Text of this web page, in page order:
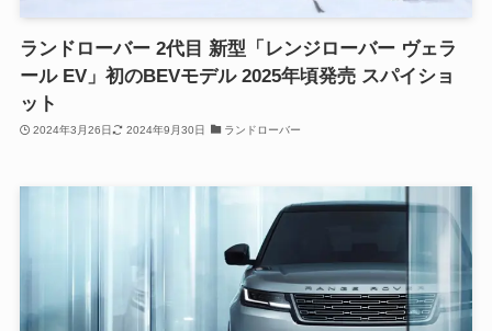
ランドローバー 2代目 新型「レンジローバー ヴェラ
ール EV」初のBEVモデル 2025年頃発売 スパイショ
ット
2024年3月26日 2024年9月30日 ランドローバー